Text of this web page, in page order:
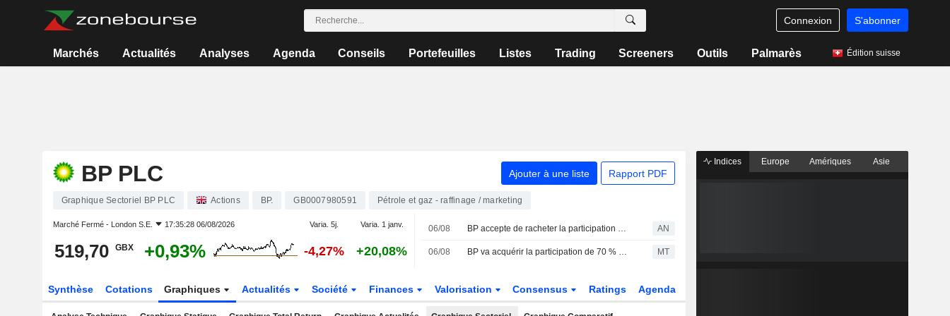
Connexion S'abonner
Marchés Actualités Analyses Agenda Conseils Portefeuilles Listes Trading Screeners Outils Palmarès Édition suisse
BP PLC Ajouter à une liste Rapport PDF
Graphique Sectoriel BP PLC Actions BP. GB0007980591 Pétrole et gaz - raffinage / marketing
Marché Fermé - London S.E. 17:35:28 06/08/2026 Varia. 5j. Varia. 1 janv.
519,70 GBX +0,93% -4,27% +20,08%
06/08 BP accepte de racheter la participation de Woodside Energy dans le projet gazier Calypso AN
06/08 BP va acquérir la participation de 70 % de Woodside dans un projet gazier à Trinité-et-Tobago MT
Synthèse Cotations Graphiques Actualités Société Finances Valorisation Consensus Ratings Agenda
Indices Europe Amériques Asie